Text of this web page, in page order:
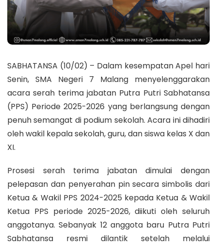
SABHATANSA (10/02) – Dalam kesempatan Apel hari
Senin, SMA Negeri 7 Malang menyelenggarakan
acara serah terima jabatan Putra Putri Sabhatansa
(PPS) Periode 2025-2026 yang berlangsung dengan
penuh semangat di podium sekolah. Acara ini dihadiri
oleh wakil kepala sekolah, guru, dan siswa kelas X dan
XI.
Prosesi serah terima jabatan dimulai dengan
pelepasan dan penyerahan pin secara simbolis dari
Ketua & Wakil PPS 2024-2025 kepada Ketua & Wakil
Ketua PPS periode 2025-2026, diikuti oleh seluruh
anggotanya. Sebanyak 12 anggota baru Putra Putri
Sabhatansa resmi dilantik setelah melalui